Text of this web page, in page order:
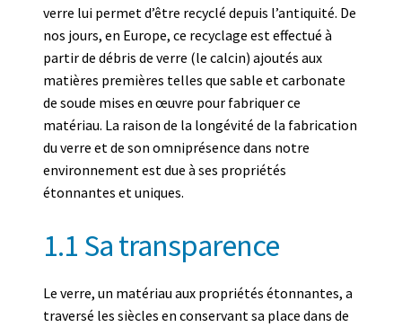
verre lui permet d’être recyclé depuis l’antiquité. De
nos jours, en Europe, ce recyclage est effectué à
partir de débris de verre (le calcin) ajoutés aux
matières premières telles que sable et carbonate
de soude mises en œuvre pour fabriquer ce
matériau. La raison de la longévité de la fabrication
du verre et de son omniprésence dans notre
environnement est due à ses propriétés
étonnantes et uniques.
1.1 Sa transparence
Le verre, un matériau aux propriétés étonnantes, a
traversé les siècles en conservant sa place dans de